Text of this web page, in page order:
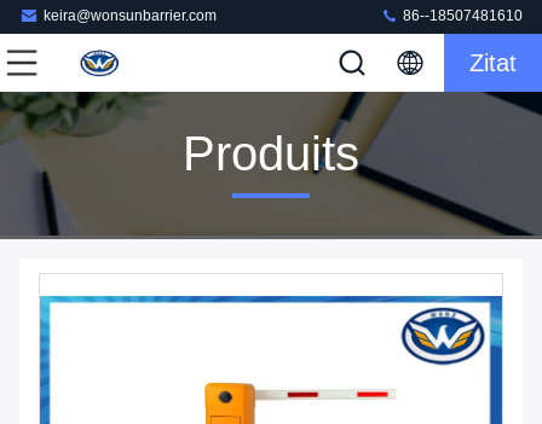
keira@wonsunbarrier.com 86--18507481610
Zitat
Produits